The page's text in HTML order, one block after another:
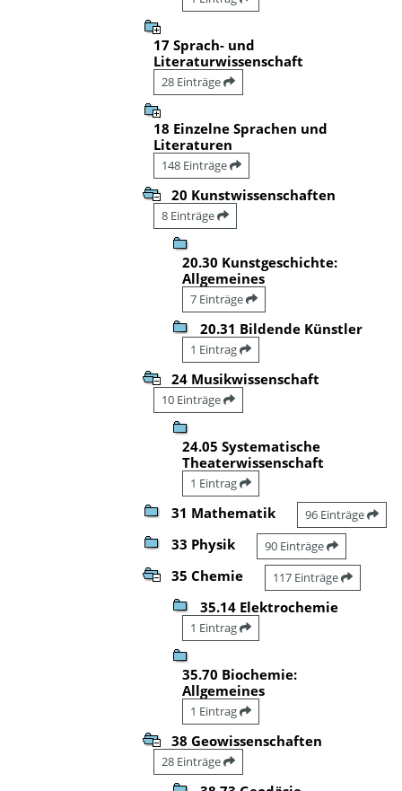
17 Sprach- und
Literaturwissenschaft
28 Einträge
18 Einzelne Sprachen und
Literaturen
148 Einträge
20 Kunstwissenschaften
8 Einträge
20.30 Kunstgeschichte:
Allgemeines
7 Einträge
20.31 Bildende Künstler
1 Eintrag
24 Musikwissenschaft
10 Einträge
24.05 Systematische
Theaterwissenschaft
1 Eintrag
31 Mathematik 96 Einträge
33 Physik 90 Einträge
35 Chemie 117 Einträge
35.14 Elektrochemie
1 Eintrag
35.70 Biochemie:
Allgemeines
1 Eintrag
38 Geowissenschaften
28 Einträge